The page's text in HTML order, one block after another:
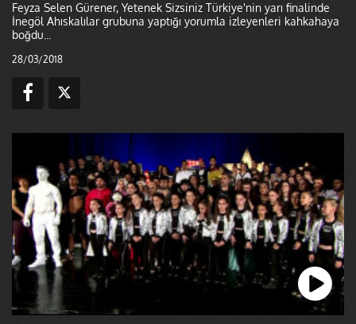
Feyza Selen Gürener, Yetenek Sizsiniz Türkiye'nin yarı finalinde
İnegöl Ahıskalılar grubuna yaptığı yorumla izleyenleri kahkahaya
boğdu...
28/03/2018